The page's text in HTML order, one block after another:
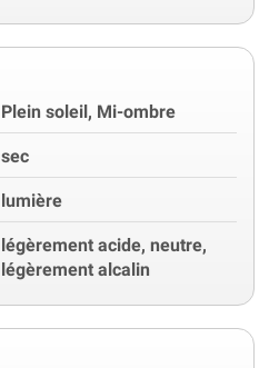
Plein soleil, Mi-ombre
sec
lumière
légèrement acide, neutre,
légèrement alcalin